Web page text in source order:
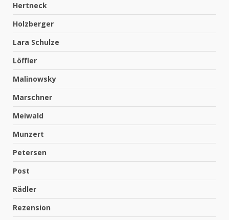
Hertneck
Holzberger
Lara Schulze
Löffler
Malinowsky
Marschner
Meiwald
Munzert
Petersen
Post
Rädler
Rezension